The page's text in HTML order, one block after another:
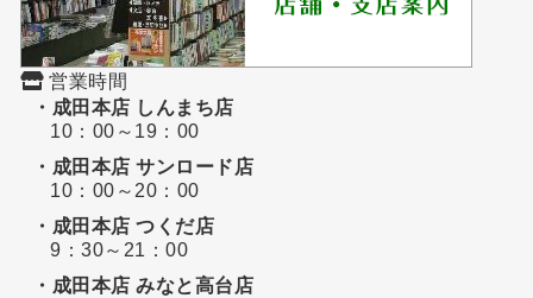
営業時間
・成田本店 しんまち店
10：00～19：00
・成田本店 サンロード店
10：00～20：00
・成田本店 つくだ店
9：30～21：00
・成田本店 みなと高台店